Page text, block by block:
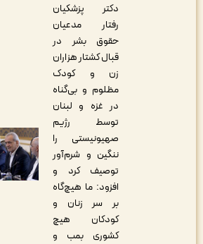
دکتر پزشکیان
رفتار مدعیان
حقوق بشر در
قبال کشتار هزاران
زن و کودک
مظلوم و بی‌گناه
در غزه و لبنان
توسط رژیم
صهیونیستی را
ننگین و شرم‌آور
توصیف کرد و
افزود: ما هیچ‌گاه
بر سر زنان و
کودکان هیچ
کشوری بمب و